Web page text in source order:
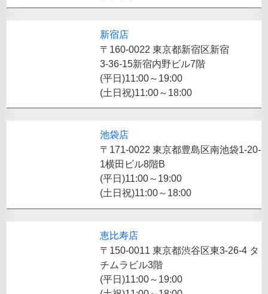
新宿店
〒160-0022 東京都新宿区新宿
3-36-15新宿内野ビル7階
(平日)11:00～19:00
(土日祝)11:00～18:00
池袋店
〒171-0022 東京都豊島区南池袋1-20-
1横田ビル8階B
(平日)11:00～19:00
(土日祝)11:00～18:00
恵比寿店
〒150-0011 東京都渋谷区東3-26-4 タ
チムラビル3階
(平日)11:00～19:00